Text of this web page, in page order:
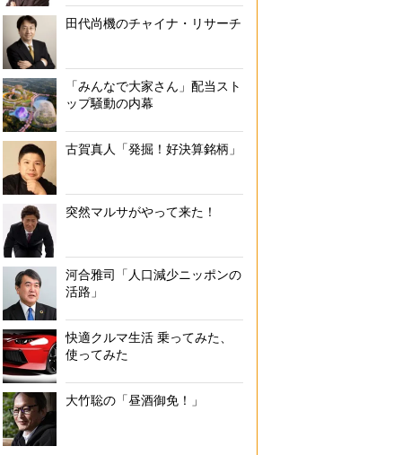
田代尚機のチャイナ・リサーチ
「みんなで大家さん」配当スト
ップ騒動の内幕
古賀真人「発掘！好決算銘柄」
突然マルサがやって来た！
河合雅司「人口減少ニッポンの
活路」
快適クルマ生活 乗ってみた、
使ってみた
大竹聡の「昼酒御免！」